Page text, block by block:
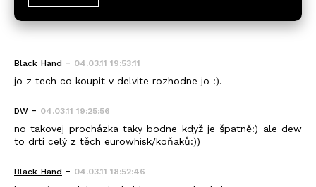
Black_Hand - 04.03.11 19:53:11
jo z tech co koupit v delvite rozhodne jo :).
DW - 04.03.11 19:25:56
no takovej procházka taky bodne když je špatně:) ale dew
to drtí celý z těch eurowhisk/koňaků:))
Black_Hand - 04.03.11 18:52:46